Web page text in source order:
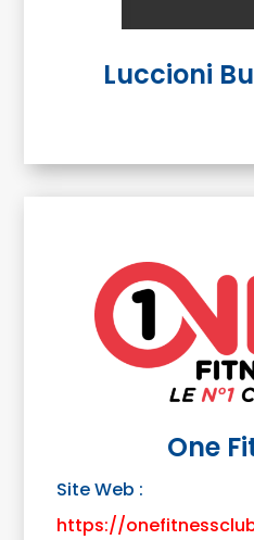
Luccioni
One
Site Web :
https://